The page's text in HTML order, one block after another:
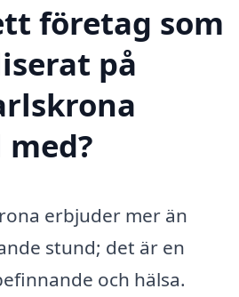
företag som
på
erbjuder mer än
stund; det är en
och hälsa.